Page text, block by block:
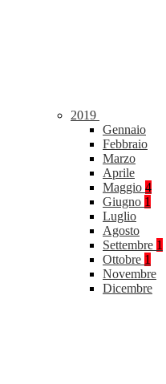
2019
Gennaio
Febbraio
Marzo
Aprile
Maggio 4
Giugno 1
Luglio
Agosto
Settembre 1
Ottobre 1
Novembre
Dicembre